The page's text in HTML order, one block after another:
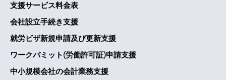
支援サービス料金表
会社設立手続き支援
就労ビザ新規申請及び更新支援
ワークパミット(労働許可証)申請支援
中小規模会社の会計業務支援